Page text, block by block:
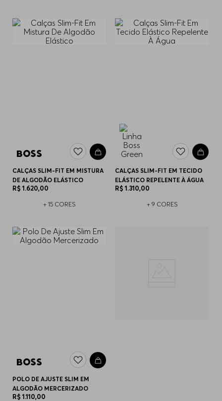
CALÇAS SLIM-FIT EM MISTURA
DE ALGODÃO ELÁSTICO
R$ 1.620,00
+ 15 CORES
CALÇAS SLIM-FIT EM TECIDO
ELÁSTICO REPELENTE À ÁGUA
R$ 1.310,00
+ 9 CORES
POLO DE AJUSTE SLIM EM
ALGODÃO MERCERIZADO
R$ 1.110,00